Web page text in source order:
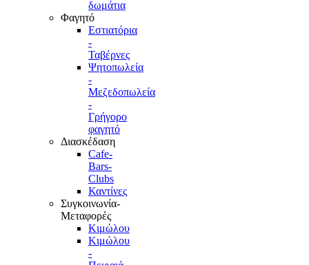
δωμάτια
Φαγητό
Εστιατόρια
-
Ταβέρνες
Ψητοπωλεία
-
Μεζεδοπωλεία
-
Γρήγορο
φαγητό
Διασκέδαση
Cafe-
Bars-
Clubs
Καντίνες
Συγκοινωνία-
Μεταφορές
Κιμώλου
Κιμώλου
-